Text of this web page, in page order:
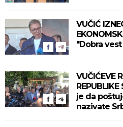
VUČIĆ
"Dobra
VUČIĆEVE
je da
nazivate